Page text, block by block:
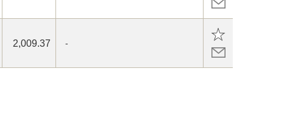
2,009.37 -